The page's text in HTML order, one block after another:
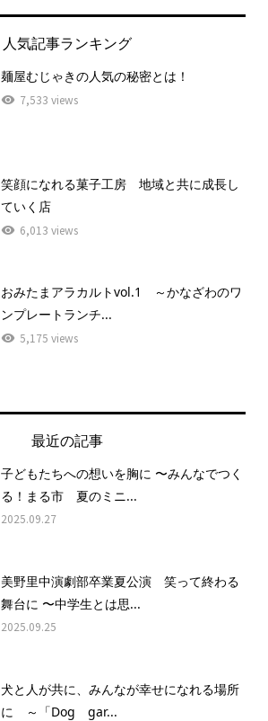
人気記事ランキング
麺屋むじゃきの人気の秘密とは！
7,533 views
笑顔になれる菓子工房 地域と共に成長し
ていく店
6,013 views
おみたまアラカルトvol.1 ～かなざわのワ
ンプレートランチ...
5,175 views
最近の記事
子どもたちへの想いを胸に 〜みんなでつく
る！まる市 夏のミニ...
2025.09.27
美野里中演劇部卒業夏公演 笑って終わる
舞台に 〜中学生とは思...
2025.09.25
犬と人が共に、みんなが幸せになれる場所
に ～「Dog gar...